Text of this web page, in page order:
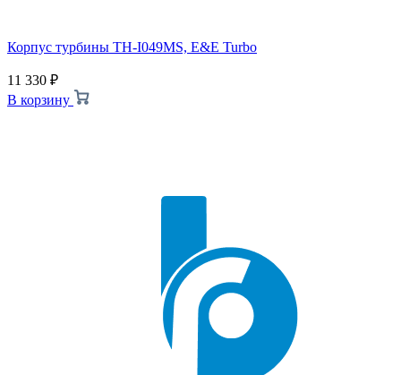
Корпус турбины TH-I049MS, E&E Turbo
11 330 ₽
В корзину